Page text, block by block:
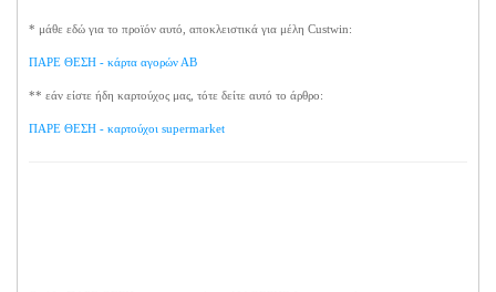
* μάθε εδώ για το προϊόν αυτό, αποκλειστικά για μέλη Custwin:
ΠΑΡΕ ΘΕΣΗ - κάρτα αγορών ΑΒ
** εάν είστε ήδη καρτούχος μας, τότε δείτε αυτό το άρθρο:
ΠΑΡΕ ΘΕΣΗ - καρτούχοι supermarket